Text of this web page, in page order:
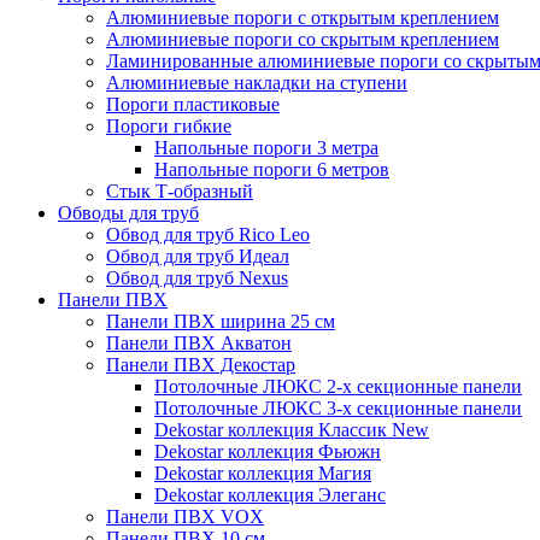
Алюминиевые пороги с открытым креплением
Алюминиевые пороги со скрытым креплением
Ламинированные алюминиевые пороги со
Алюминиевые накладки на ступени
Пороги пластиковые
Пороги гибкие
Напольные пороги 3 метра
Напольные пороги 6 метров
Стык Т-образный
Обводы для труб
Обвод для труб Rico Leo
Обвод для труб Идеал
Обвод для труб Nexus
Панели ПВХ
Панели ПВХ ширина 25 см
Панели ПВХ Акватон
Панели ПВХ Декостар
Потолочные ЛЮКС 2-х секционные панели
Потолочные ЛЮКС 3-х секционные панели
Dekostar коллекция Классик New
Dekostar коллекция Фьюжн
Dekostar коллекция Магия
Dekostar коллекция Элеганс
Панели ПВХ VOX